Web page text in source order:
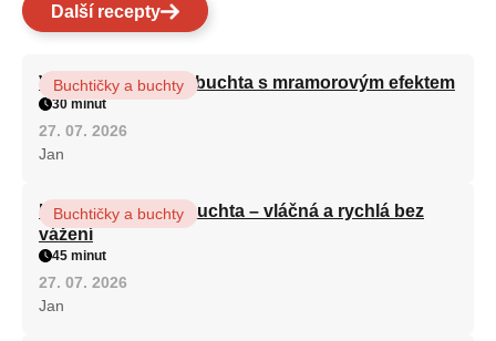
Další recepty
Vláčná olejová litá buchta s mramorovým efektem
Buchtičky a buchty
30 minut
27. 07. 2026
Jan
Hrnková maková buchta – vláčná a rychlá bez
vážení
Buchtičky a buchty
45 minut
27. 07. 2026
Jan